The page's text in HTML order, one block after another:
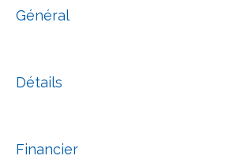
Général
Détails
Financier